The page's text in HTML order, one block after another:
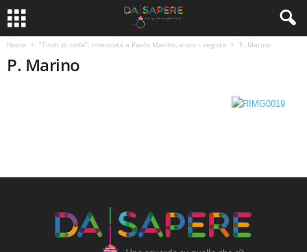
Home “Titoli di coda”: intervista a Paolo Marino, aiuto – regista P. Marino
P. Marino